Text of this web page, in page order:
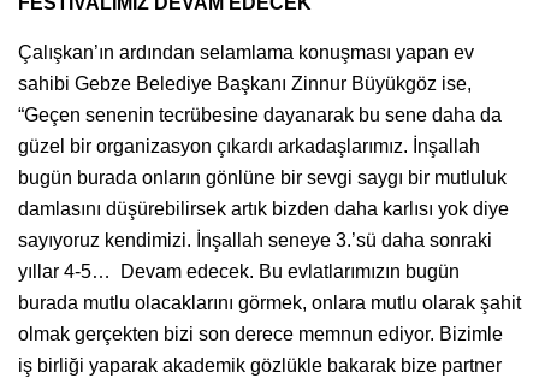
Çalışkan’ın ardından selamlama konuşması yapan ev
sahibi Gebze Belediye Başkanı Zinnur Büyükgöz ise,
“Geçen senenin tecrübesine dayanarak bu sene daha da
güzel bir organizasyon çıkardı arkadaşlarımız. İnşallah
bugün burada onların gönlüne bir sevgi saygı bir mutluluk
damlasını düşürebilirsek artık bizden daha karlısı yok diye
sayıyoruz kendimizi. İnşallah seneye 3.’sü daha sonraki
yıllar 4-5… Devam edecek. Bu evlatlarımızın bugün
burada mutlu olacaklarını görmek, onlara mutlu olarak şahit
olmak gerçekten bizi son derece memnun ediyor. Bizimle
iş birliği yaparak akademik gözlükle bakarak bize partner